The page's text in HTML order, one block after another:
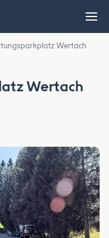
Wertach
Wertach